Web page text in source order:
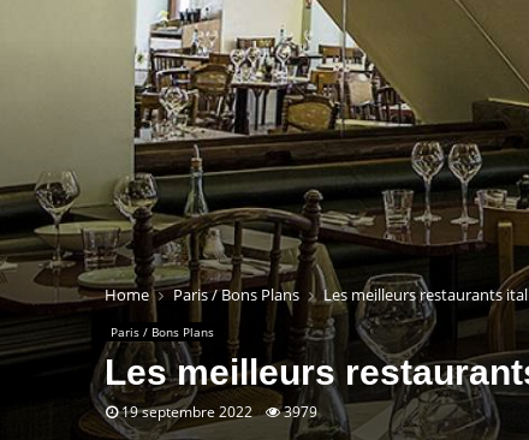
Home Paris / Bons Plans Les meilleurs restaurants
Paris / Bons Plans
Les meilleurs
19 septembre 2022 3979